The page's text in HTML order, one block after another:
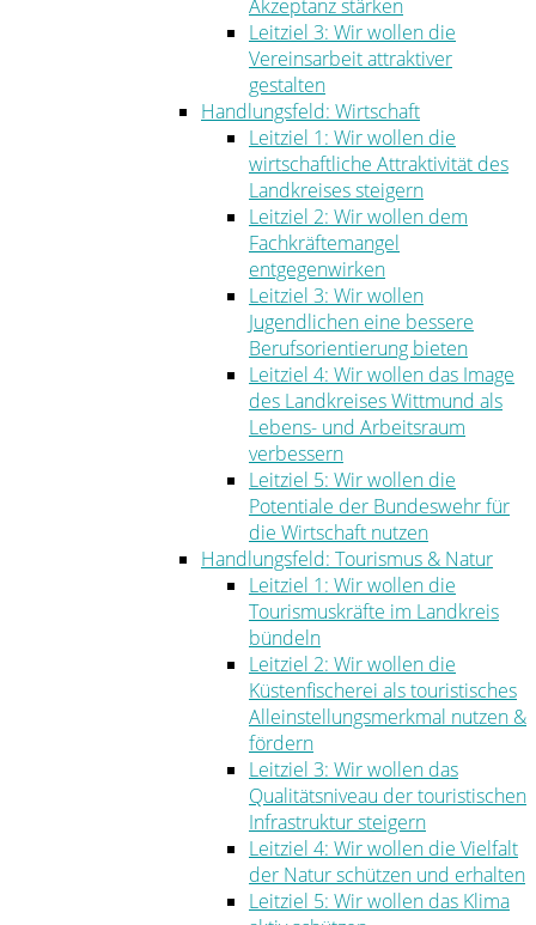
Akzeptanz stärken
Leitziel 3: Wir wollen die
Vereinsarbeit attraktiver
gestalten
Handlungsfeld: Wirtschaft
Leitziel 1: Wir wollen die
wirtschaftliche Attraktivität des
Landkreises steigern
Leitziel 2: Wir wollen dem
Fachkräftemangel
entgegenwirken
Leitziel 3: Wir wollen
Jugendlichen eine bessere
Berufsorientierung bieten
Leitziel 4: Wir wollen das Image
des Landkreises Wittmund als
Lebens- und Arbeitsraum
verbessern
Leitziel 5: Wir wollen die
Potentiale der Bundeswehr für
die Wirtschaft nutzen
Handlungsfeld: Tourismus & Natur
Leitziel 1: Wir wollen die
Tourismuskräfte im Landkreis
bündeln
Leitziel 2: Wir wollen die
Küstenfischerei als touristisches
Alleinstellungsmerkmal nutzen &
fördern
Leitziel 3: Wir wollen das
Qualitätsniveau der touristischen
Infrastruktur steigern
Leitziel 4: Wir wollen die Vielfalt
der Natur schützen und erhalten
Leitziel 5: Wir wollen das Klima